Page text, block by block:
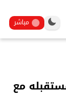
مباشر
مع